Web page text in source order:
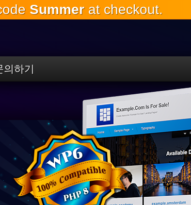
Summerat checkout.
의하기
WP
6와
완
전
히
호
환
가
능